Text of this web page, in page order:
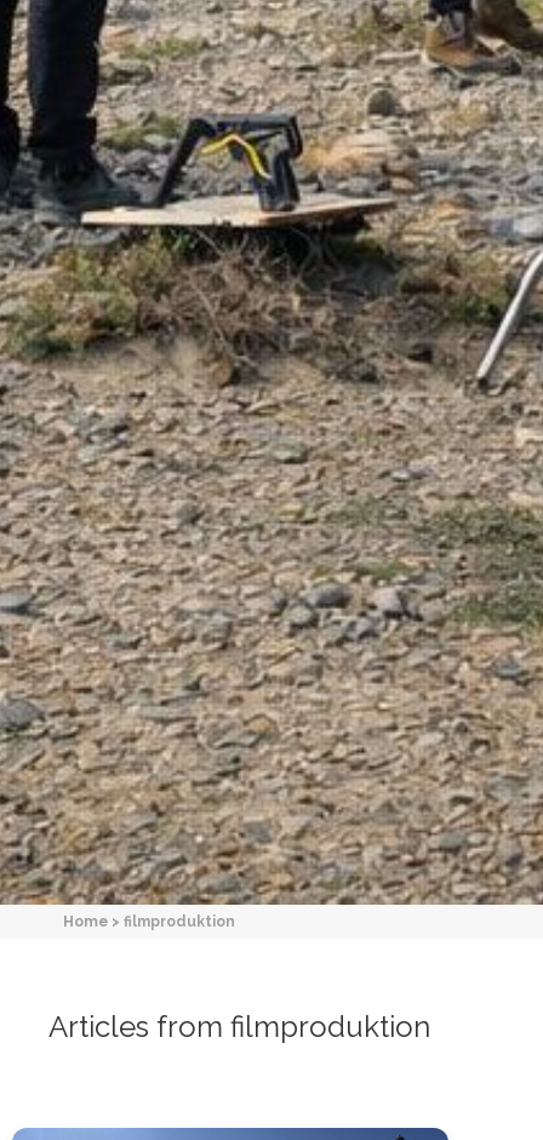
Home >filmproduktion
Articles from filmproduktion